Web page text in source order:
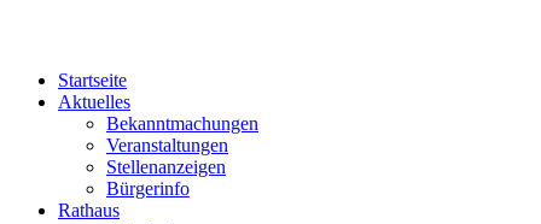
Startseite
Aktuelles
Bekanntmachungen
Veranstaltungen
Stellenanzeigen
Bürgerinfo
Rathaus